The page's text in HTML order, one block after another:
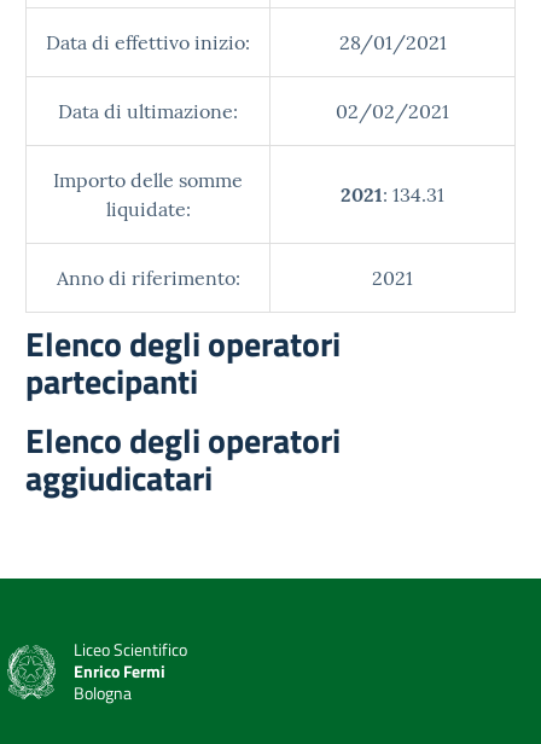
Data di effettivo inizio: 28/01/2021
Data di ultimazione: 02/02/2021
Importo delle somme
liquidate:
2021: 134.31
Anno di riferimento: 2021
Elenco degli operatori
partecipanti
Elenco degli operatori
aggiudicatari
Liceo Scientifico
Enrico Fermi
Bologna